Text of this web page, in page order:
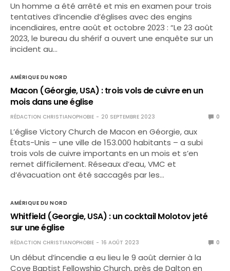
Un homme a été arrêté et mis en examen pour trois
tentatives d’incendie d’églises avec des engins
incendiaires, entre août et octobre 2023 : “Le 23 août
2023, le bureau du shérif a ouvert une enquête sur un
incident au…
AMÉRIQUE DU NORD
Macon (Géorgie, USA) : trois vols de cuivre en un
mois dans une église
RÉDACTION CHRISTIANOPHOBIE 20 SEPTEMBRE 2023 0
L’église Victory Church de Macon en Géorgie, aux
États-Unis – une ville de 153.000 habitants – a subi
trois vols de cuivre importants en un mois et s’en
remet difficilement. Réseaux d’eau, VMC et
d’évacuation ont été saccagés par les…
AMÉRIQUE DU NORD
Whitfield (Georgie, USA) : un cocktail Molotov jeté
sur une église
RÉDACTION CHRISTIANOPHOBIE 16 AOÛT 2023 0
Un début d’incendie a eu lieu le 9 août dernier à la
Cove Baptist Fellowship Church, près de Dalton en